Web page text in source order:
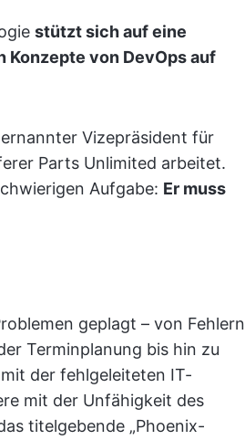
stützt sich auf eine
Konzepte von DevOps auf
Vizepräsident für
Parts Unlimited arbeitet.
Aufgabe: Er muss
geplagt – von Fehlern
Terminplanung bis hin zu
der fehlgeleiteten IT-
mit der Unfähigkeit des
titelgebende „Phoenix-